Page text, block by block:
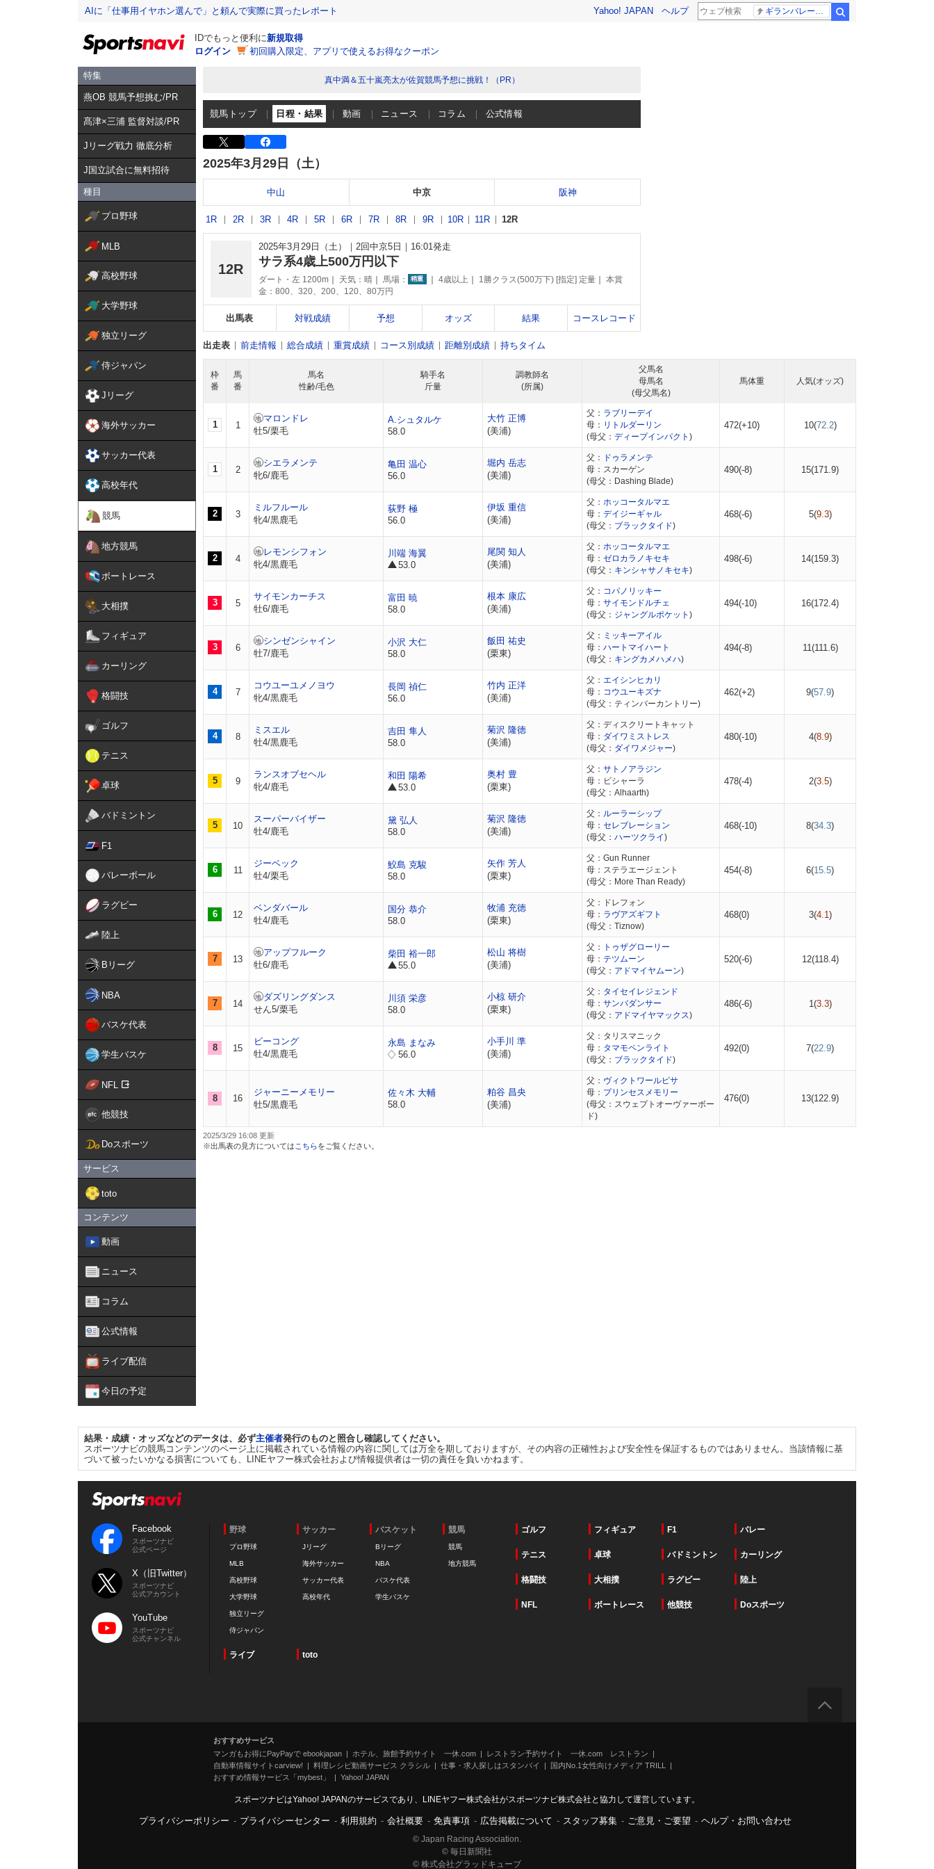
AIに「仕事用イヤホン選んで」と頼んで実際に買ったレポート Yahoo! JAPAN ヘルプ
IDでもっと便利に新規取得
ログイン
初回購入限定、アプリで使えるお得なクーポン
特集
燕OB 競馬予想挑む/PR
髙津×三浦 監督対談/PR
Jリーグ戦力 徹底分析
J国立試合に無料招待
種目
プロ野球
MLB
高校野球
大学野球
独立リーグ
侍ジャパン
Jリーグ
海外サッカー
サッカー代表
高校年代
競馬
地方競馬
ボートレース
大相撲
フィギュア
カーリング
格闘技
ゴルフ
テニス
卓球
バドミントン
F1
バレーボール
ラグビー
陸上
Bリーグ
NBA
バスケ代表
学生バスケ
NFL
他競技
Doスポーツ
サービス
toto
コンテンツ
動画
ニュース
コラム
公式情報
ライブ配信
今日の予定
真中満＆五十嵐亮太が佐賀競馬予想に挑戦！（PR）
競馬トップ 日程・結果 動画 ニュース コラム 公式情報
2025年3月29日（土）
中山 中京 阪神
1R 2R 3R 4R 5R 6R 7R 8R 9R 10R 11R 12R
12R
2025年3月29日（土） 2回中京5日 16:01発走
サラ系4歳上500万円以下
ダート・左 1200m 天気： 晴 馬場： 稍重 4歳以上 1勝クラス(500万下) [指定] 定量
本賞
金：800、320、200、120、80万円
出馬表 対戦成績 予想 オッズ 結果 コースレコード
出走表 前走情報 総合成績 重賞成績 コース別成績 距離別成績 持ちタイム
枠
番
馬
番
馬名
性齢/毛色
騎手名
斤量
調教師名
(所属)
父馬名
母馬名
(母父馬名)
馬体重 人気(オッズ)
1 1
マロンドレ
牡5/栗毛
A.シュタルケ
58.0
大竹 正博
(美浦)
父： ラブリーデイ
母： リトルダーリン
(母父： ディープインパクト )
472(+10) 10(72.2)
1 2
シエラメンテ
牝6/鹿毛
亀田 温心
56.0
堀内 岳志
(美浦)
父：
ドゥラメンテ
母：スカーゲン
(母父：Dashing Blade)
490(-8) 15(171.9)
2 3
ミルフルール
牝4/黒鹿毛
荻野 極
56.0
伊坂 重信
(美浦)
父： ホッコータルマエ
母： デイジーギャル
(母父： ブラックタイド)
468(-6) 5(9.3)
2 4
レモンシフォン
牝4/黒鹿毛
川端 海翼
53.0
尾関 知人
(美浦)
父： ホッコータルマエ
母： ゼロカラノキセキ
(母父： キンシャサノキセキ)
498(-6) 14(159.3)
3 5
サイモンカーチス
牡6/鹿毛
富田 暁
58.0
根本 康広
(美浦)
父： コパノリッキー
母： サイモンドルチェ
(母父： ジャングルポケット )
494(-10) 16(172.4)
3 6
シンゼンシャイン
牡7/鹿毛
小沢 大仁
58.0
飯田 祐史
(栗東)
父： ミッキーアイル
母： ハートマイハート
(母父： キングカメハメハ)
494(-8) 11(111.6)
4 7
コウユーユメノヨウ
牝4/黒鹿毛
長岡 禎仁
56.0
竹内 正洋
(美浦)
父： エイシンヒカリ
母： コウユーキズナ
(母父：ティンバーカントリー)
462(+2) 9(57.9)
4 8
ミスエル
牡4/黒鹿毛
吉田 隼人
58.0
菊沢 隆徳
(美浦)
父：ディスクリートキャット
母： ダイワミストレス
(母父： ダイワメジャー)
480(-10) 4(8.9)
5 9
ランスオブセヘル
牝4/鹿毛
和田 陽希
53.0
奥村 豊
(栗東)
父： サトノアラジン
母：ビシャーラ
(母父：Alhaarth)
478(-4) 2(3.5)
5 10
スーパーバイザー
牡4/鹿毛
黛 弘人
58.0
菊沢 隆徳
(美浦)
父： ルーラーシップ
母： セレブレーション
(母父： ハーツクライ)
468(-10) 8(34.3)
6 11
ジーベック
牡4/栗毛
鮫島 克駿
58.0
矢作 芳人
(栗東)
父：Gun Runner
母：ステラエージェント
(母父：More Than Ready)
454(-8) 6(15.5)
6 12
ベンダバール
牡4/鹿毛
国分 恭介
58.0
牧浦 充徳
(栗東)
父：ドレフォン
母： ラヴアズギフト
(母父：Tiznow)
468(0) 3(4.1)
7 13
アップフルーク
牡6/鹿毛
柴田 裕一郎
55.0
松山 将樹
(美浦)
父：
トゥザグローリー
母： テツムーン
(母父： アドマイヤムーン)
520(-6) 12(118.4)
7 14
ダズリングダンス
せん5/栗毛
川須 栄彦
58.0
小椋 研介
(栗東)
父： タイセイレジェンド
母： サンバダンサー
(母父： アドマイヤマックス)
486(-6) 1(3.3)
8 15
ビーコング
牡4/黒鹿毛
永島 まなみ
56.0
小手川 準
(美浦)
父：タリスマニック
母： タマモペンライト
(母父： ブラックタイド)
492(0) 7(22.9)
8 16
ジャーニーメモリー
牡5/黒鹿毛
佐々木 大輔
58.0
粕谷 昌央
(美浦)
父： ヴィクトワールピサ
母： プリンセスメモリー
(母父：スウェプトオーヴァーボー
ド)
476(0) 13(122.9)
2025/3/29 16:08
※出馬表の見方については こちらをご覧ください。
結果・成績・オッズなどのデータは、必ず主催者発行のものと照合し確認してください。
スポーツナビの競馬コンテンツのページ上に掲載されている情報の内容に関しては万全を期しておりますが、その内容の正確性および安全性を保証するものではありません。当該情報に基
づいて被ったいかなる損害についても、LINEヤフー株式会社および情報提供者は一切の責任を負いかねます。
Facebook
スポーツナビ
公式ページ
X（旧Twitter）
スポーツナビ
公式アカウント
YouTube
スポーツナビ
公式チャンネル
野球
プロ野球
MLB
高校野球
大学野球
独立リーグ
侍ジャパン
サッカー
Jリーグ
海外サッカー
サッカー代表
高校年代
バスケット
Bリーグ
NBA
バスケ代表
学生バスケ
競馬
競馬
地方競馬
ゴルフ フィギュア F1 バレー
テニス 卓球 バドミントン カーリング
格闘技 大相撲 ラグビー 陸上
NFL ボートレース 他競技 Doスポーツ
ライブ toto
おすすめサービス
マンガもお得にPayPayで ebookjapan
ホテル、旅館予約サイト 一休.com
レストラン予約サイト 一休.com レストラン
自動車情報サイトcarview!
料理レシピ動画サービス クラシル 仕事・求人探しはスタンバイ
国内No.1女性向けメディア TRILL
おすすめ情報サービス「mybest」
Yahoo! JAPAN
スポーツナビはYahoo! JAPANのサービスであり、LINEヤフー株式会社がスポーツナビ株式会社と協力して運営しています。
プライバシーポリシー - プライバシーセンター - 利用規約 - 会社概要 - 免責事項 - 広告掲載について - スタッフ募集 - ご意見・ご要望 - ヘルプ・お問い合わせ
© Japan Racing Association.
© 毎日新聞社
© 株式会社グラッドキューブ